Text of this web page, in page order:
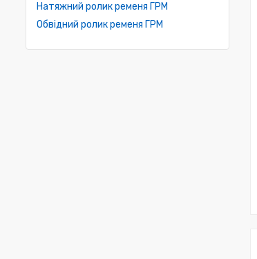
Натяжний ролик ременя ГРМ
Обвідний ролик ременя ГРМ